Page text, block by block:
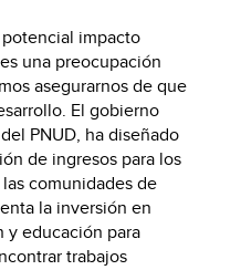
impacto
una preocupación
asegurarnos de que
El gobierno
PNUD, ha diseñado
de ingresos para los
comunidades de
la inversión en
y educación para
trabajos